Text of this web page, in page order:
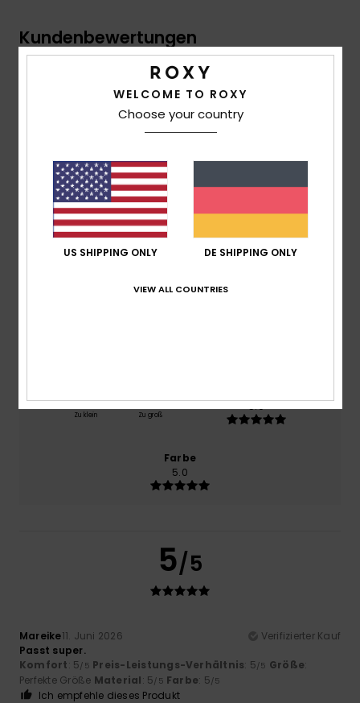
Kundenbewertungen
Durchschnittliche Bewertung
5.0
basierend auf2 verifizierten Bewertungenseit Mai
100% unserer Kunden empfehlen dieses Produkt
Zu klein Zu groß
5.0
Farbe
5.0
5/5
Mareike11. Juni 2026
Verifizierter Kauf
Passt super.
Komfort: 5/5 Preis-Leistungs-Verhältnis: 5/5 Größe:
Perfekte Größe Material: 5/5 Farbe: 5/5
Ich empfehle dieses Produkt
WELCOME TO ROXY
Choose your country
US SHIPPING ONLY DE SHIPPING ONLY
VIEW ALL COUNTRIES